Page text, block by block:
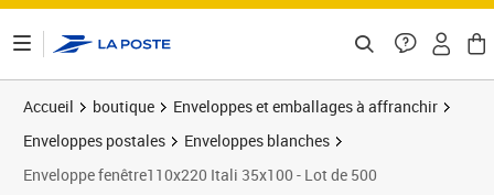
Accueil boutique
Enveloppes et emballages à affranchir
Enveloppes postales
Enveloppes blanches
Enveloppe fenêtre110x220 Itali 35x100 - Lot de 500